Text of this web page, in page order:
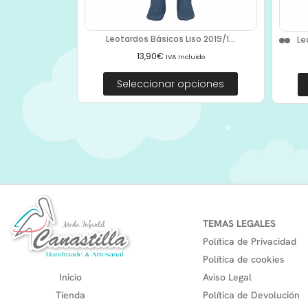
Leotardos Básicos Liso 2019/1...
13,90€ IVA Incluido
Seleccionar opciones
Inicio
Tienda
TEMAS LEGALES
Política de Privacidad
Política de cookies
Aviso Legal
Política de Devolución